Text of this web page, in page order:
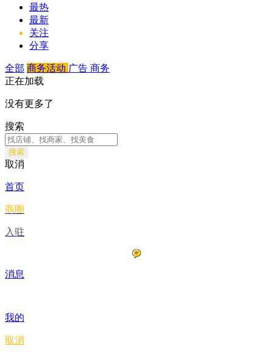
最热
最新
关注
分享
全部 商务活动 广告 商务
正在加载
没有更多了
搜索
搜索
取消
首页
商圈
入驻
消息
我的
取消